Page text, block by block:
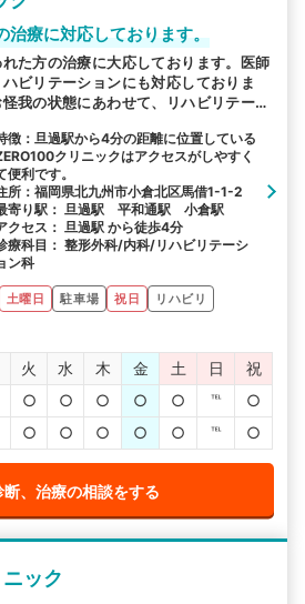
治療に対応しております。
た方の治療に大応しております。医師
ビリテーションにも対応しておりま
我の状態にあわせて、リハビリテーシ
ます。
徴：旦過駅から4分の距離に位置している
クリニックはアクセスがしやすく
便利です。
所：福岡県北九州市小倉北区馬借1-1-2
寄り駅： 旦過駅 平和通駅 小倉駅
クセス： 旦過駅 から徒歩4分
療科目： 整形外科/内科/リハビリテーシ
ン科
土曜日 駐車場 祝日
リハビリ
火 水 木 金 土 日
祝
○ ○ ○ ○ ○ ℡
○
○ ○ ○ ○ ○ ℡ ○
断、治療の相談をする
ック